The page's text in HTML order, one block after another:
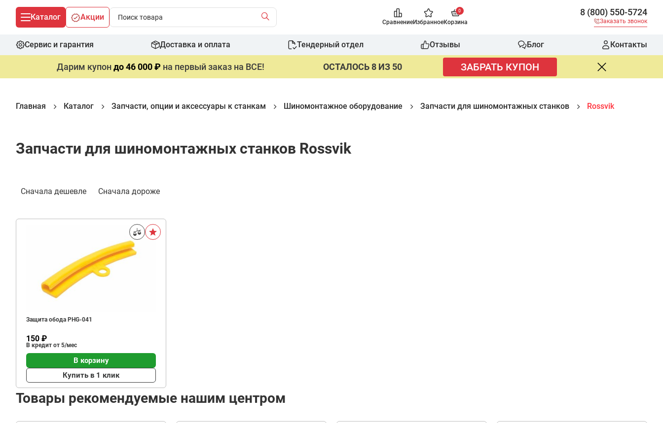
Каталог Акции
СравнениеИзбранное
0
Корзина
8 (800) 550-5724
Заказать звонок
Сервис и гарантия Доставка и оплата Тендерный отдел Отзывы Блог Контакты
Дарим купондо 46 000 ₽ на первый заказ на ВСЕ! ОСТАЛОСЬ 8 ИЗ 50 ЗАБРАТЬ КУПОН
Главная Каталог Запчасти, опции и аксeссуары к станкам Шиномонтажное оборудование Запчасти для шиномонтажных станков Rossvik
Запчасти для шиномонтажных станков Rossvik
Сначала дешевле Сначала дороже
Фильтр
Защита обода PHG-041
150 ₽
В кредит от 5/мес
В корзину
Купить в 1 клик
Товары рекомендуемые нашим центром